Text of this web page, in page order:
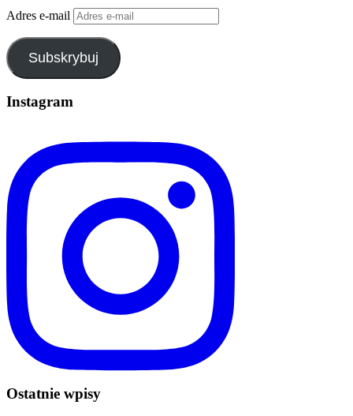
Adres e-mail
Subskrybuj
Instagram
Ostatnie wpisy